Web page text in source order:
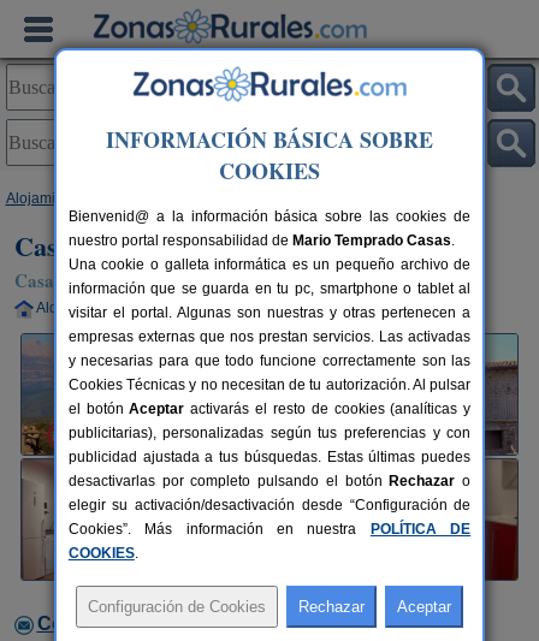
Alojamientos
Casa Larriero de Olsón
Casa Rural en Olsón (Huesca)
Alquiler completo 4+1 plazas 100 km de Huesca
Contactar con el alojamiento
INFORMACIÓN BÁSICA SOBRE
COOKIES
Bienvenid@ a la información básica sobre las cookies de
nuestro portal responsabilidad de Mario Temprado Casas.
Una cookie o galleta informática es un pequeño archivo de
información que se guarda en tu pc, smartphone o tablet al
visitar el portal. Algunas son nuestras y otras pertenecen a
empresas externas que nos prestan servicios. Las activadas
y necesarias para que todo funcione correctamente son las
Cookies Técnicas y no necesitan de tu autorización. Al pulsar
el botónAceptar activarás el resto de cookies (analíticas y
publicitarias), personalizadas según tus preferencias y con
publicidad ajustada a tus búsquedas. Estas últimas puedes
desactivarlas por completo pulsando el botón Rechazar o
elegir su activación/desactivación desde “Configuración de
Cookies”. Más información en nuestra
POLÍTICA DE
COOKIES.